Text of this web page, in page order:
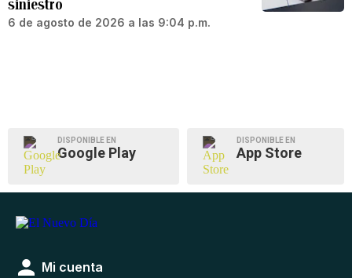
siniestro
6 de agosto de 2026 a las 9:04 p.m.
DISPONIBLE EN
Google Play
DISPONIBLE EN
App Store
Mi cuenta